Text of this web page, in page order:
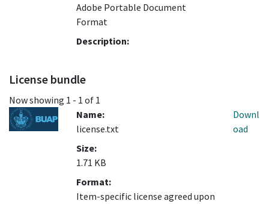
Adobe Portable Document
Format
Description:
License bundle
Now showing 1 - 1 of 1
Name:
license.txt
Size:
1.71 KB
Format:
Item-specific license agreed upon
Downl
oad